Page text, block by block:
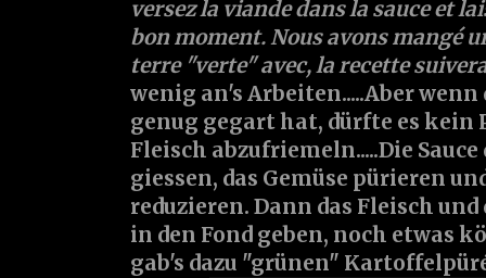
versez la viande dans la sauce et
bon moment. Nous avons mangé
terre "verte" avec, la recette
wenig an's Arbeiten.....Aber
genug gegart hat, dürfte es kein
Fleisch abzufriemeln.....Die
giessen, das Gemüse pürieren
reduzieren. Dann das Fleisch
in den Fond geben, noch etwas
gab's dazu "grünen"